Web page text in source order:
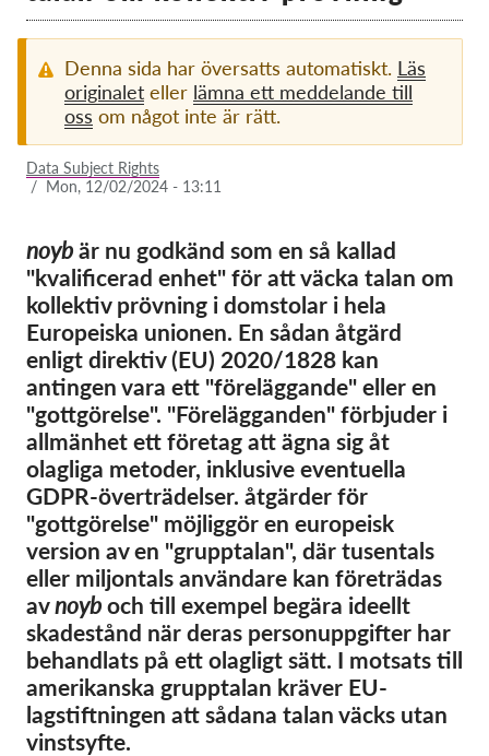
Exercise your rights!
Donations
Sponsorship
Tax deductability
Member Login
About us
Team
Annual Reports
FAQs
Jobs
Collective Redress
OnionShare
Media
Contact
Denna sida har översatts automatiskt. Läs
originalet eller lämna ett meddelande till
oss om något inte är rätt.
Data Subject Rights
/ Mon, 12/02/2024 - 13:11
noybär nu godkänd som en så kallad
"kvalificerad enhet" för att väcka talan om
kollektiv prövning i domstolar i hela
Europeiska unionen. En sådan åtgärd
enligt direktiv (EU) 2020/1828 kan
antingen vara ett "föreläggande" eller en
"gottgörelse". "Förelägganden" förbjuder i
allmänhet ett företag att ägna sig åt
olagliga metoder, inklusive eventuella
GDPR-överträdelser. åtgärder för
"gottgörelse" möjliggör en europeisk
version av en "grupptalan", där tusentals
eller miljontals användare kan företrädas
avnoyboch till exempel begära ideellt
skadestånd när deras personuppgifter har
behandlats på ett olagligt sätt. I motsats till
amerikanska grupptalan kräver EU-
lagstiftningen att sådana talan väcks utan
vinstsyfte.